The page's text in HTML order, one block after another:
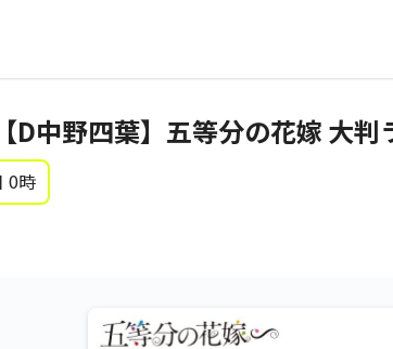
D中野四葉】五等分の花嫁 大
0時